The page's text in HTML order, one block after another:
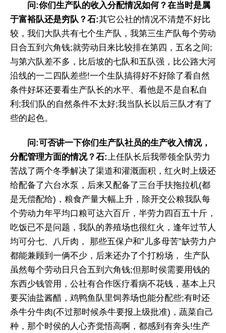
问:你们生产队的收入分配情况如何？在当时是属
于富裕队还是穷队？石:其它公社的情况不清楚不好比
较，我们大队共有七个生产队，我第三生产队每个劳动
日合五到六角钱;就劳动日来比较排在第四，五名之间;
与第六队差不多，比后坡的七队和五队强，比公路大河
沿线的一二四队差些!一个生队搞得好不好除了看自然
条件好坏还要看生产队长的水平、看他是不是自私自
利;我们队的自然条件不太好;我当队长以后三队才有了
些的起色。
问:可否讲一下你们生产队社员的生产收入情况，
分配管理方面的情况？石: 上任队长后我带领全队劳力
苦战了两个冬季解决了渠道和灌溉面积，红火时上级还
给配备了六台水泵，后来又配备了三台手扶拖拉机(都
是无偿配给)，粮食产量大幅上升，除开交公粮我队每
个劳动力年平均口粮可达六百斤，半劳力四百五十斤，
吃饭已不是问题，我队的养殖场也很红火，逢年过节人
均可分七、八斤肉， 那些五保户和”儿多母苦”缺劳力户
都能兼顾到一俩不少，后来还办了个打粉场， 生产队
虽然每个劳动日只合五到六角钱;但那时侯需要用钱的
东西少钱管用，公社有合作医疗看病不花钱，基本上只
要买油盐酱醋，鸡鸭鱼队里饲养场也能分配些;有时还
杀牛分牛肉(不过那时候杀牛要报上级批准)，蔬菜自己
种，那个时侯的人心齐觉悟高啊，都感到有奔头!生产